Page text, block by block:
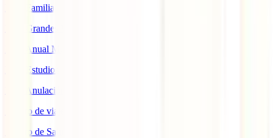
IATI Familia
IATI Grandes Viajeros
IATI Anual Multiviaje
IATI Estudios
IATI Anulación Premium
Seguro de viaje COVID
Seguro de Salud